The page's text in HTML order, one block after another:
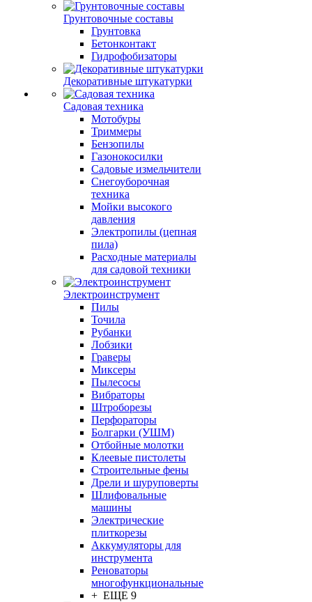
Грунтовочные составы
Грунтовка
Бетонконтакт
Гидрофобизаторы
Декоративные штукатурки
Садовая техника
Мотобуры
Триммеры
Бензопилы
Газонокосилки
Садовые измельчители
Снегоуборочная
техника
Мойки высокого
давления
Электропилы (цепная
пила)
Расходные материалы
для садовой техники
Электроинструмент
Пилы
Точила
Рубанки
Лобзики
Граверы
Миксеры
Пылесосы
Вибраторы
Штроборезы
Перфораторы
Болгарки (УШМ)
Отбойные молотки
Клеевые пистолеты
Строительные фены
Дрели и шуруповерты
Шлифовальные
машины
Электрические
плиткорезы
Аккумуляторы для
инструмента
Реноваторы
многофункциональные
+ ЕЩЕ 9